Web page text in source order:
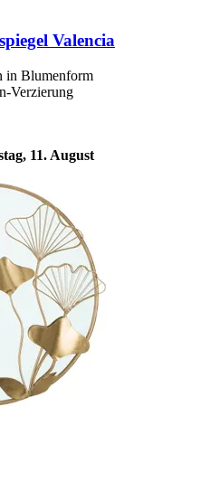
Valencia
in Blumenform
Verzierung
11. August